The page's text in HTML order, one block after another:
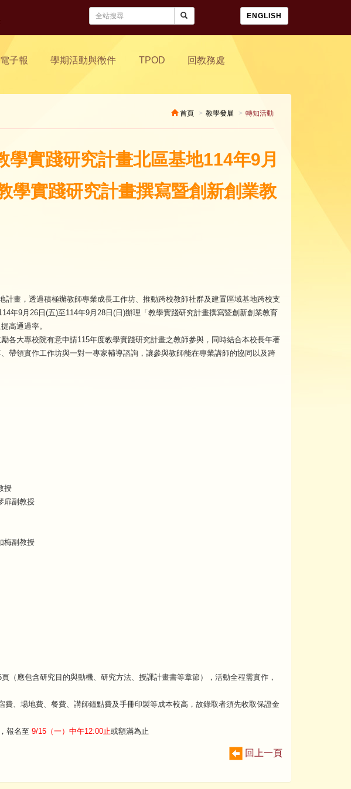
ENGLISH
子報 學期活動與徵件 TPOD 回教務處
首頁 教學發展 轉知活動
實踐研究計畫北區基地114年9月
學實踐研究計畫撰寫暨創新創業教
計畫，透過積極辦教師專業成長工作坊、推動跨校教師社群及建置區域基地跨校支
年9月26日(五)至114年9月28日(日)辦理「教學實踐研究計畫撰寫暨創新創業教育
高通過率。
各大專校院有意申請115年度教學實踐研究計畫之教師參與，同時結合本校長年著
帶領實作工作坊與一對一專家輔導諮詢，讓參與教師能在專業講師的協同以及跨
授
扉副教授
梅副教授
（應包含研究目的與動機、研究方法、授課計畫書等章節），活動全程需實作，
、場地費、餐費、講師鐘點費及手冊印製等成本較高，故錄取者須先收取保證金
，報名至 9/15（一）中午12:00止或額滿為止
回上一頁